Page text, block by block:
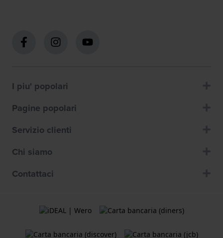
I piu' popolari
Pagine popolari
Servizio clienti
Chi siamo
Contattaci